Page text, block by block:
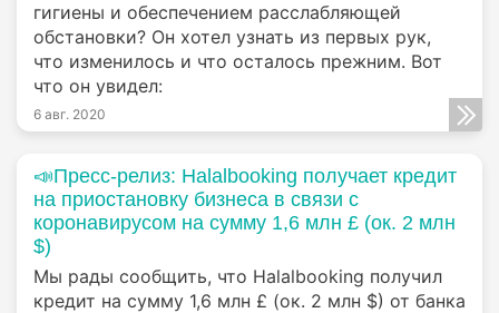
гигиены и обеспечением расслабляющей
обстановки? Он хотел узнать из первых рук,
что изменилось и что осталось прежним. Вот
что он увидел:
6 авг. 2020
📣Пресс-релиз: Halalbooking получает кредит
на приостановку бизнеса в связи с
коронавирусом на сумму 1,6 млн £ (ок. 2 млн
$)
Мы рады сообщить, что Halalbooking получил
кредит на сумму 1,6 млн £ (ок. 2 млн $) от банка